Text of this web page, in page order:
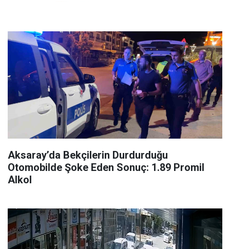
Aksaray’da Bekçilerin Durdurduğu
Otomobilde Şoke Eden Sonuç: 1.89 Promil
Alkol